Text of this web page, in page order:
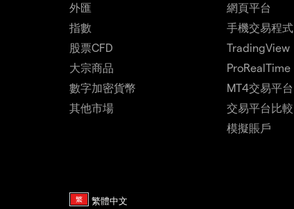
外匯
指數
股票CFD
大宗商品
數字加密貨幣
其他市場
網頁平台
手機交易程式
TradingView
ProRealTime
MT4交易平台
交易平台比較
模擬賬戶